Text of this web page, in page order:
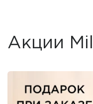
Акции